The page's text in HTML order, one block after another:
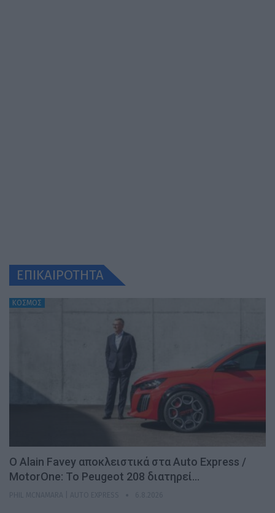
ΕΠΙΚΑΙΡΟΤΗΤΑ
ΚΟΣΜΟΣ
Ο Alain Favey αποκλειστικά στα Auto Express /
MotorOne: Το Peugeot 208 διατηρεί…